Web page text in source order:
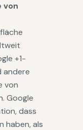
von
+1-
andere
von
Google
dass
haben, als